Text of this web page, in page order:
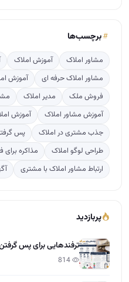
برچسب‌ها
مشاور املاک آموزش املاک
مشاور املاک حرفه ای
آموزش
فروش ملک
مدیر املاک
آموزش مشاور املاک
آموزش
جذب مشتری در املاک
پس
طراحی لوگو املاک
مذاکره
ارتباط مشاور املاک با مشتری
پربازدید
ترفندهایی برای پس